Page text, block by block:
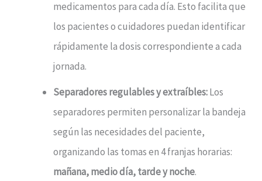
medicamentos para cada día. Esto facilita que
los pacientes o cuidadores puedan identificar
rápidamente la dosis correspondiente a cada
jornada.
Separadores regulables y extraíbles:Los
separadores permiten personalizar la bandeja
según las necesidades del paciente,
organizando las tomas en 4 franjas horarias:
mañana, medio día, tarde y noche.